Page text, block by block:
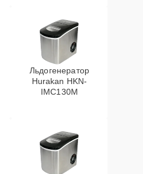
Льдогенератор
Hurakan HKN-
IMC130M